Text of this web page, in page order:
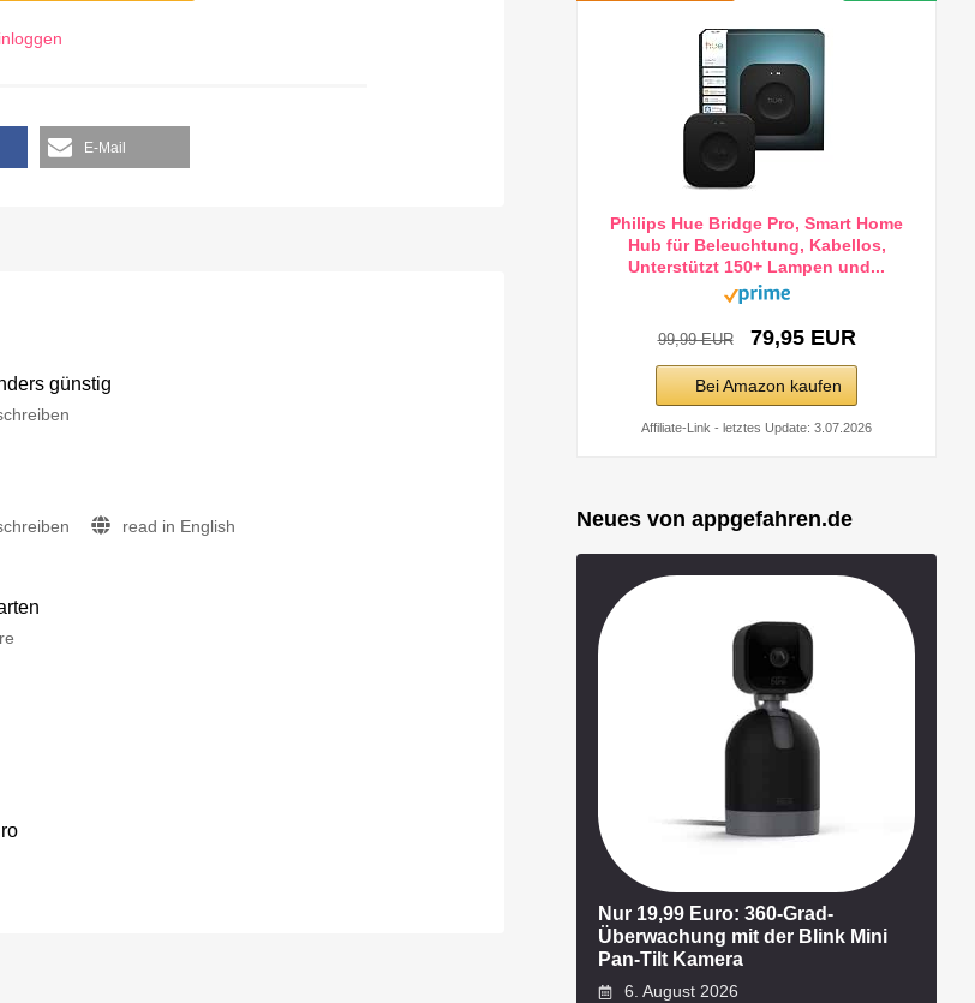
E-Mail
günstig
read in English
Philips Hue Bridge Pro, Smart Home
Hub für Beleuchtung, Kabellos,
Unterstützt 150+ Lampen und...
99,99 EUR 79,95 EUR
Bei Amazon kaufen
Affiliate-Link - letztes Update: 3.07.2026
Neues von appgefahren.de
Nur 19,99 Euro: 360-Grad-
Überwachung mit der Blink Mini
Pan-Tilt Kamera
6. August 2026